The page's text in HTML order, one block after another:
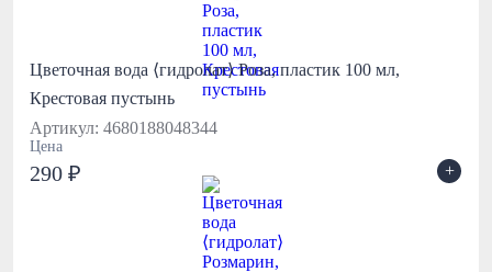
Цветочная вода ⟨гидролат⟩ Роза, пластик 100 мл,
Крестовая пустынь
Артикул: 4680188048344
Цена
290 ₽ +